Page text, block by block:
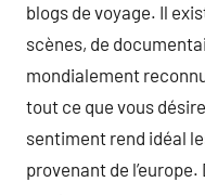
blogs de voyage. Il
scènes, de
mondialement
tout ce que vous
sentiment rend idéal
provenant de